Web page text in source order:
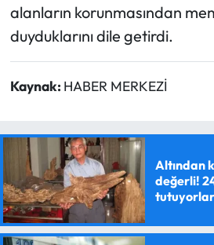
alanların korunmasından
duyduklarını dile getirdi.
Kaynak: HABER MERKEZİ
Altından
değerli!
tutuyorlar